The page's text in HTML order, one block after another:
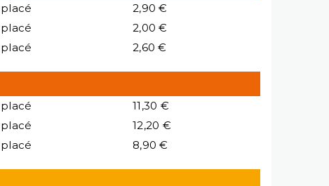
placé
2,90 €
placé
2,00 €
placé 2,60 €
placé
11,30 €
placé
12,20 €
placé 8,90 €